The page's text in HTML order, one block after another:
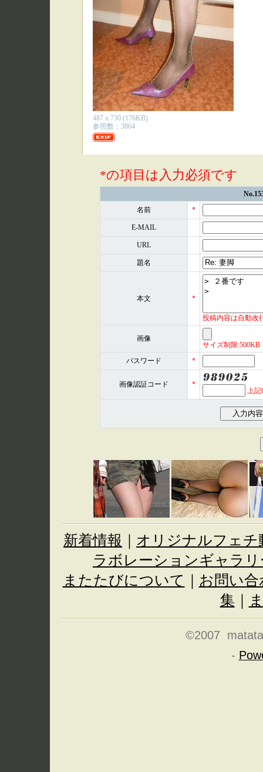
487 x 730 (176KB)
参照数：3864
*の項目は入力必須です
名前 *
E-MAIL
URL
題名
本文 *
投稿内容は自動改
画像
サイズ制限
パスワード *
画像認証コード
*
上
新着情報
オリジナルフェチ
ラボレーションギャラリ
またたびについて
お問い合
集
©2007
-